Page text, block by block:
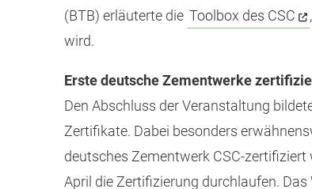
(BTB) erläuterte die Toolbox des CSC
wird.
Erste deutsche Zementwerke
Den Abschluss der Veranstaltung
Zertifikate. Dabei besonders
deutsches Zementwerk CSC-
April die Zertifizierung durchlaufen.